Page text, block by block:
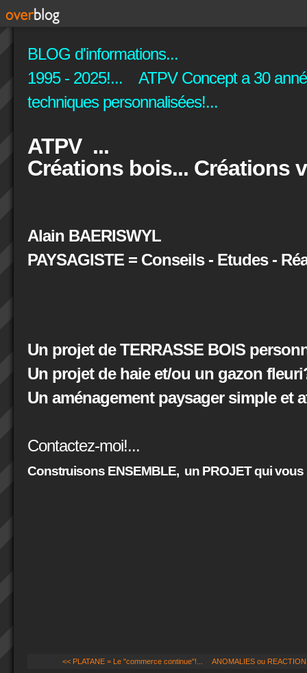
BLOG d'informations...
1995 - 2025!... ATPV Concept a 30
techniques personnalisées!...
ATPV ...
Créations bois... Créations
Alain BAERISWYL
PAYSAGISTE = Conseils - Etudes -
Un projet de TERRASSE BOIS
Un projet de haie et/ou un gazon
Un aménagement paysager simple et
Contactez-moi!...
Construisons ENSEMBLE, un PROJET qui vous
<< PLATANE = Le "commerce continue"!... ANOMALIES ou